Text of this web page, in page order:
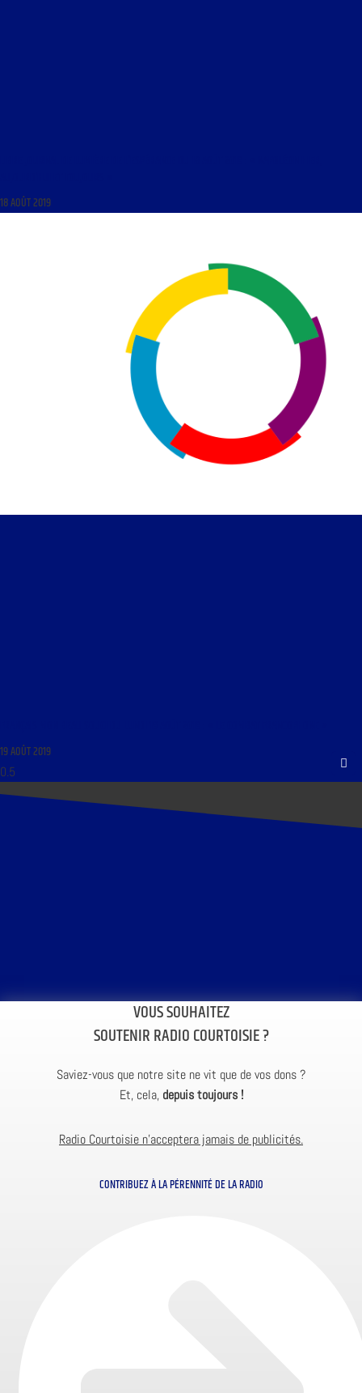
18 AOÛT 2019
19 AOÛT 2019
VOUS SOUHAITEZ
SOUTENIR RADIO COURTOISIE ?
Saviez-vous que notre site ne vit que de vos dons ?
Et, cela, depuis toujours !
Radio Courtoisie n’acceptera jamais de publicités.
CONTRIBUEZ À LA PÉRENNITÉ DE LA RADIO